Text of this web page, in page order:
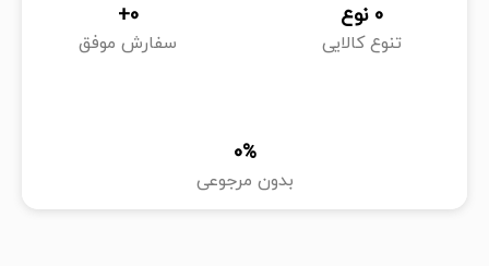
تنوع کالایی
0 نوع
سفارش موفق
0
+
بدون مرجوعی
%
0